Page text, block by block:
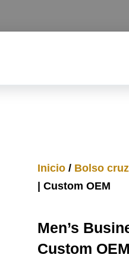
Inicio / Bolso
| Custom OEM
Men’s
Custom OEM